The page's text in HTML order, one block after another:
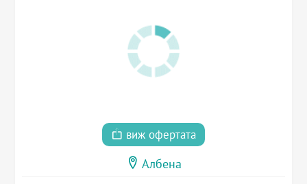
виж офертата
Албена